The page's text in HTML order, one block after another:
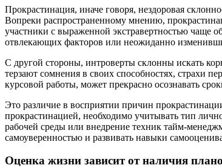
Прокрастинация, иначе говоря, нездоровая
Вопреки распространенному мнению,
участники с выраженной экстравертностью чаще
отвлекающих факторов или неожиданно
С другой стороны, интроверты склонны искать
терзают сомнения в своих способностях, страхи
курсовой работы, может прекрасно осознавать
Это различие в восприятии причин
прокрастинацией, необходимо учитывать тип
рабочей среды или внедрение техник тайм-
самоуверенностью и развивать навыки
Оценка жизни зависит от наличия